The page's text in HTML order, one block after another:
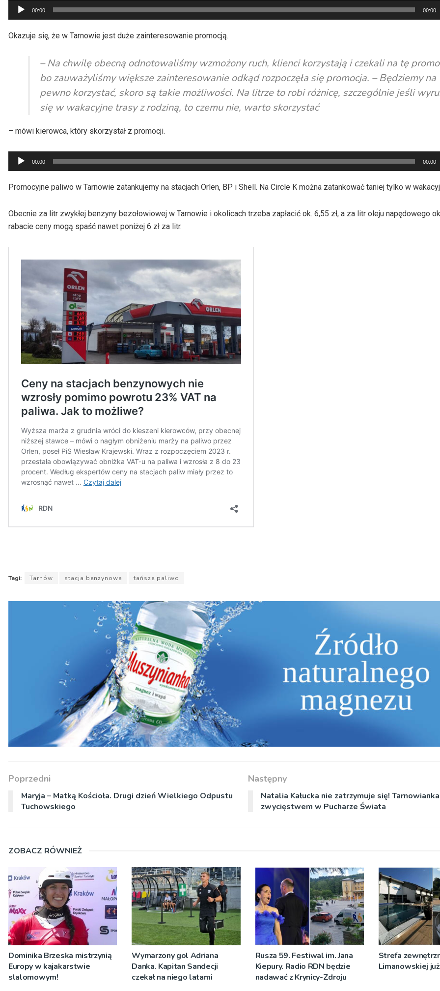
Odtwarzacz
plików
dźwiękowych
00:00 00:00
Okazuje się, że w Tarnowie jest duże zainteresowanie promocją.
– Na chwilę obecną odnotowaliśmy wzmożony ruch, klienci korzystają i czekali na tę
bo zauważyliśmy większe zainteresowanie odkąd rozpoczęła się promocja. – Będziemy na
pewno korzystać, skoro są takie możliwości. Na litrze to robi różnicę, szczególnie jeśli
się w wakacyjne trasy z rodziną, to czemu nie, warto skorzystać
– mówi kierowca, który skorzystał z promocji.
Odtwarzacz
plików
dźwiękowych
00:00 00:00
Promocyjne paliwo w Tarnowie zatankujemy na stacjach Orlen, BP i Shell. Na Circle K można zatankować taniej tylko w
Obecnie za litr zwykłej benzyny bezołowiowej w Tarnowie i okolicach trzeba zapłacić ok. 6,55 zł, a za litr oleju napędowego
rabacie ceny mogą spaść nawet poniżej 6 zł za litr.
Tagi: Tarnów stacja benzynowa tańsze paliwo
Poprzedni
Maryja – Matką Kościoła. Drugi dzień Wielkiego Odpustu
Tuchowskiego
Następny
Natalia Kałucka nie zatrzymuje się!
zwycięstwem w Pucharze Świata
ZOBACZ RÓWNIEŻ
Dominika Brzeska mistrzynią
Europy w kajakarstwie
slalomowym!
Wymarzony gol Adriana
Danka. Kapitan Sandecji
czekał na niego latami
Rusza 59. Festiwal im. Jana
Kiepury. Radio RDN będzie
nadawać z Krynicy-Zdroju
Strefa
Limanowskiej już